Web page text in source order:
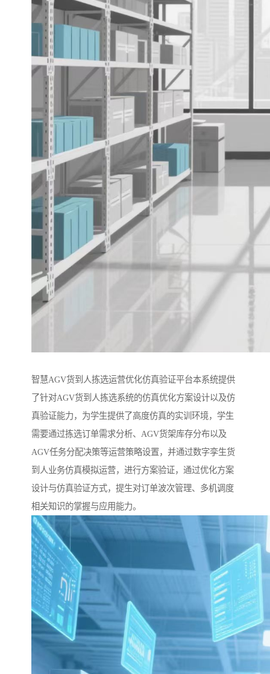
智慧AGV货到人拣选运营优化仿真验证平台本系统提供
了针对AGV货到人拣选系统的仿真优化方案设计以及仿
真验证能力，为学生提供了高度仿真的实训环境，学生
需要通过拣选订单需求分析、AGV货架库存分布以及
AGV任务分配决策等运营策略设置，并通过数字孪生货
到人业务仿真模拟运营，进行方案验证，通过优化方案
设计与仿真验证方式，提生对订单波次管理、多机调度
相关知识的掌握与应用能力。